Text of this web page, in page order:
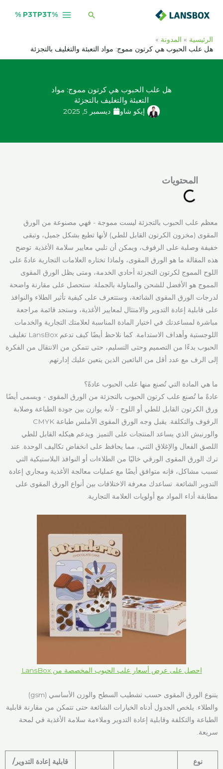
البحث %P3TP3T %
الرئيسية
المدونة
هل علب الحبوب هي كرتون مموج: مواد التعبئة والتغليف بالتجزئة
هل علب الحبوب هي كرتون مموج: مواد
التعبئة والتغليف بالتجزئة
إيكو شاو ديسمبر 5, 2025
المحتويات
معظم علب الحبوب بالتجزئة ليست مموجة - فهي مصنوعة من الورق
المقوى (مخزون الكرتون القابل للطي) لأنها تطبع بشكل جميل، وتبقى
خفيفة وصلبة على الرفوف، ويمكن أن تلبي معايير سلامة الأغذية. توضح
هذه المقالة ما هو الورق المقوى، ولماذا تختاره العلامات التجارية عادةً على
اللوح المموج لكرتون التجزئة أحادي الخدمة، ومتى يظل الورق المقوى
المموج هو الأفضل للشحن والمناولة بالجملة. ستحصل على مقارنة واضحة
لدرجات الورق المقوى الشائعة، وستتعرف على كيفية تأثير الطلاء والنوافذ
على قابلية إعادة التدوير والامتثال لمعايير الأغذية، وستجد قائمة مراجعة
مباشرة لمساعدتك في اختيار المادة المناسبة لعلامتك التجارية والخدمات
اللوجستية وأهداف الاستدامة. كما نلاحظ أيضًا كيف تدعم LansBox تغليف
الحبوب بدءًا من التصميم وحتى التسليم، حتى تتمكن من الانتقال من الفكرة
إلى الرف مع عدد أقل من البائعين الذين يتعين عليك إدارتهم.
ما هي المادة التي تُصنع منها علب الحبوب عادةً؟
عادةً ما تُصنع علب كرتون الحبوب بالتجزئة من الورق المقوى - ويسمى أيضًا
ورق الكرتون القابل للطي أو اللوح - لأنه يوازن بين جودة الطباعة وصلابة
الرفوف والتكلفة. يقبل وجه الورق المقوى الأملس طباعة CMYK
والورنيش الذي يساعد المنتجات على التميز. ويدعم هيكله القابل للطي
اللصق الفعال والإغلاق الثني، مما يحافظ على انخفاض تكاليف الوحدة. عند
ترك الورق المقوى الورقي خاليًا من الطلاءات أو النوافذ البلاستيكية التي
تسبب مشاكل، فإنه متوافق أيضًا مع عمليات معالجة الأغذية ومجاري إعادة
التدوير الشائعة. تساعدك معرفة الاختلافات بين أنواع الورق المقوى على
مطابقة أداء المواد مع أولويات العلامة التجارية.
احصل على عرض أسعار علب الحبوب المخصصة من LansBox
يتنوع الورق المقوى حسب تشطيب السطح والوزن الأساسي (gsm)
والطلاء. يلخص الجدول أدناه الخيارات الشائعة حتى تتمكن من مقارنة قابلية
الطباعة والتكلفة وقابلية إعادة التدوير وملاءمة سلامة الأغذية في لمحة
سريعة.
نوع
قابلية إعادة التدوير/